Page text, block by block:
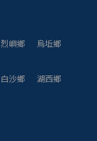
烈嶼鄉
烏坵鄉
白沙鄉
湖西鄉